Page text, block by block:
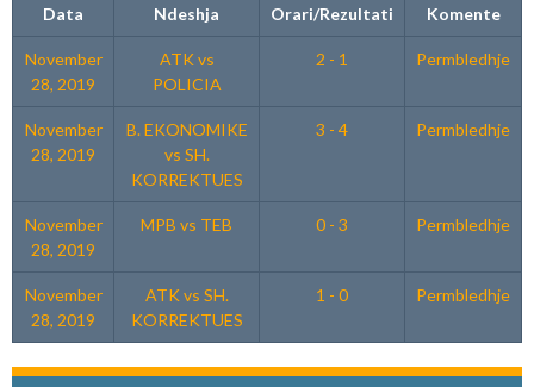
Data Ndeshja Orari/Rezultati Komente
November
28, 2019
ATK vs
POLICIA
2 - 1 Permbledhje
November
28, 2019
B. EKONOMIKE
vs SH.
KORREKTUES
3 - 4 Permbledhje
November
28, 2019
MPB vs TEB 0 - 3 Permbledhje
November
28, 2019
ATK vs SH.
KORREKTUES
1 - 0 Permbledhje